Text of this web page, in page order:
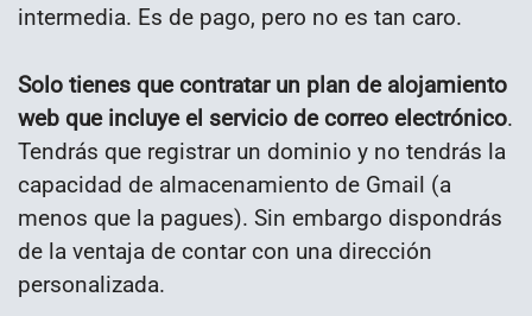
intermedia. Es de pago, pero no es tan caro.
Solo tienes que contratar un plan de alojamiento
web que incluye el servicio de correo electrónico.
Tendrás que registrar un dominio y no tendrás la
capacidad de almacenamiento de Gmail (a
menos que la pagues). Sin embargo dispondrás
de la ventaja de contar con una dirección
personalizada.